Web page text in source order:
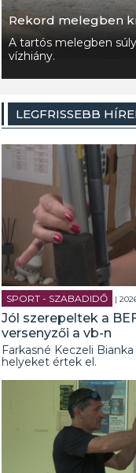
Rekord melegben
A tartós melegben
vízhiány.
LEGFRISSEBB
SPORT - SZABADIDŐ |
Jól szerepeltek a
versenyzői a vb-n
Farkasné Keczeli
helyeket értek el.